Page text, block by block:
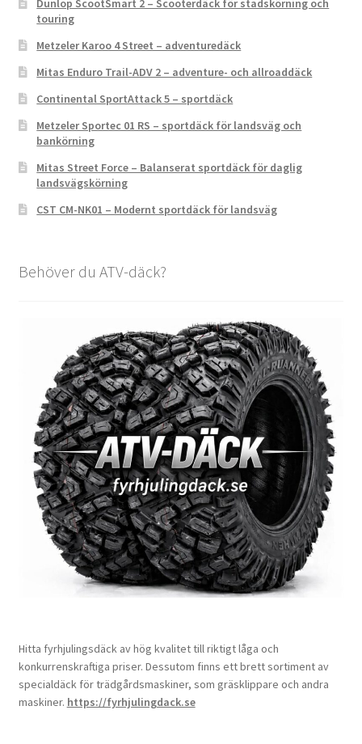
touring
Metzeler Karoo 4 Street – adventuredäck
Mitas Enduro Trail-ADV 2 – adventure- och allroaddäck
Continental SportAttack 5 – sportdäck
Metzeler Sportec 01 RS – sportdäck för landsväg och
bankörning
Mitas Street Force – Balanserat sportdäck för daglig
landsvägskörning
CST CM-NK01 – Modernt sportdäck för landsväg
Behöver du ATV-däck?
Hitta fyrhjulingsdäck av hög kvalitet till riktigt låga och
konkurrenskraftiga priser. Dessutom finns ett brett sortiment av
specialdäck för trädgårdsmaskiner, som gräsklippare och andra
maskiner. https://fyrhjulingdack.se